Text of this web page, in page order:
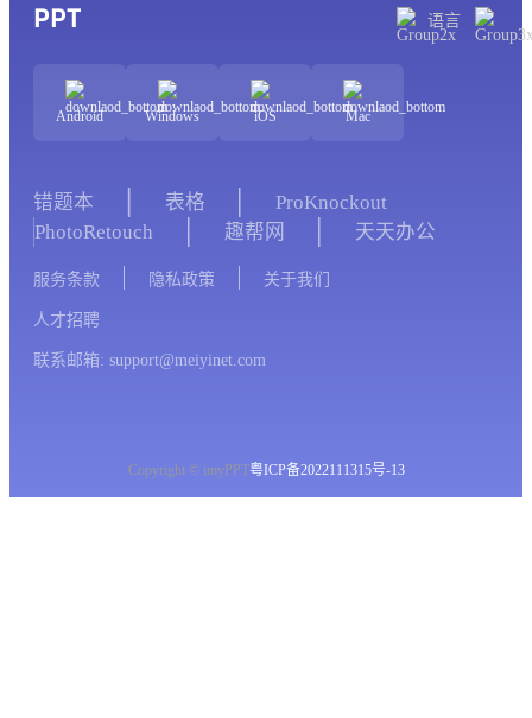
PPT 语言
Android Windows iOS Mac
错题本 表格
ProKnockout
PhotoRetouch
趣帮网 天天办公
服务条款 隐私政策 关于我们
人才招聘
联系邮箱: support@meiyinet.com
Copyright © imyPPT粤ICP备2022111315号-13